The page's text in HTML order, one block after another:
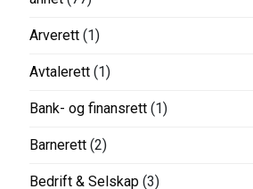
Arverett (1)
Avtalerett (1)
Bank- og finansrett (1)
Barnerett (2)
Bedrift & Selskap (3)